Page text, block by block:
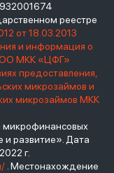
реестре
от 18.03.2013
и информация о
МКК «ЦФГ»
предоставления,
микрозаймов и
микрозаймов МКК
развитие». Дата
г.
. Местонахождение